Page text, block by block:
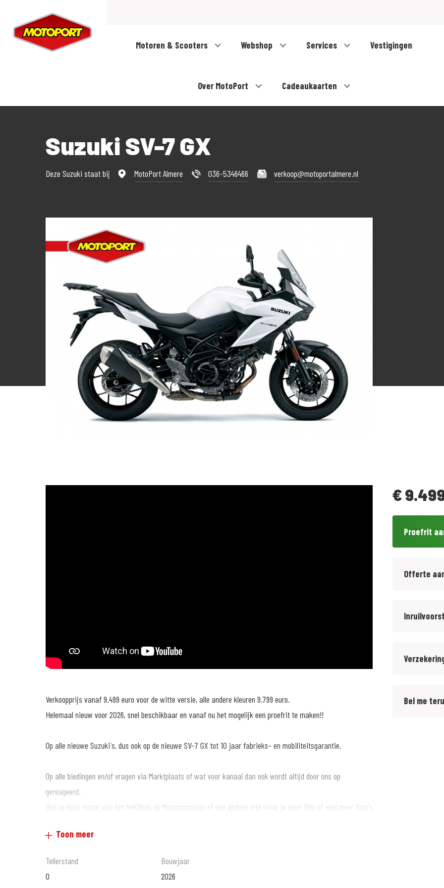
Motoren & Scooters Webshop Services Vestigingen
Over MotoPort Cadeaukaarten
Suzuki SV-7 GX
Deze Suzuki staat bij MotoPort Almere 036-5346466 verkoop@motoportalmere.nl
Verkoopprijs vanaf 9.499 euro voor de witte versie, alle andere kleuren 9.799 euro.
Helemaal nieuw voor 2026, snel beschikbaar en vanaf nu het mogelijk een proefrit te maken!!
Op alle nieuwe Suzuki`s, dus ook op de nieuwe SV-7 GX tot 10 jaar fabrieks- en mobiliteitsgarantie.
Op alle biedingen en/of vragen via Marktplaats of wat voor kanaal dan ook wordt altijd door ons op
gereageerd.
Ben je deze motor aan het bekijken op Motoroccasion of een andere site waar je geen film of veel meer foto`s
te bekijken.
Toon meer
Tellerstand
0
Bouwjaar
2026
€
Proefrit
Offerte
Bel me